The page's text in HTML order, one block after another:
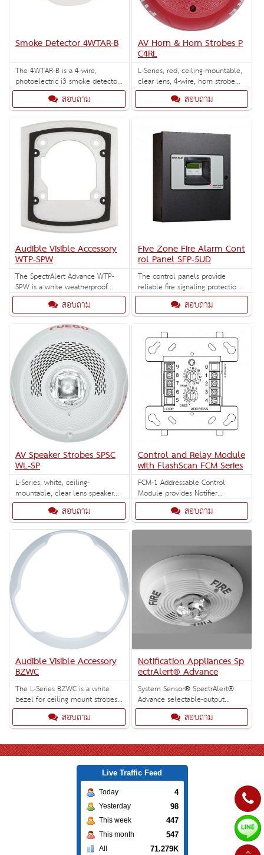
Smoke Detector 4WTAR-B
The 4WTAR-B is a 4-wire,
photoelectric i3 smoke detector
with thermal sensor, built-in
sounder, and Form C relay.
สอบถาม
AV Horn & Horn Strobes P
C4RL
L-Series, red, ceiling-mountable,
clear lens, 4-wire, horn strobe
marked "FIRE". Selectable strobe
settings: 15, 30, 75, 95, 115, 150
and 177 cd.
สอบถาม
Audible Visible Accessory
WTP-SPW
The SpectrAlert Advance WTP-
SPW is a white weatherproof
mounting plate for flush
mounting outdoor K series
speakers and speaker strobes.
Especially for use with
SpectrAlert Advance
replacement outdoor models.
สอบถาม
Five Zone Fire Alarm Cont
rol Panel SFP-5UD
The control panels provide
reliable fire signaling protection
for small to medium-sized
commercial, industrial,
institutional buildings.
สอบถาม
AV Speaker Strobes SPSC
WL-SP
L-Series, white, ceiling-
mountable, clear lens speaker
strobe marked "FUEGO".
Selectable strobe settings: 15,
30, 75, 95, 115, 150, and 177
สอบถาม
Control and Relay Module
with FlashScan FCM Series
FCM-1 Addressable Control
Module provides Notifier
intelligent control panels a
circuit for Notification Appliances
(horns, strobes, speakers) or to
สอบถาม
Audible Visible Accessory
BZWC
The L-Series BZWC is a white
bezel for ceiling mount strobes
and horn-strobes. When ordering
indicate the marking option –F
FIRE, -AL ALERT, -AG AGENT, -EV
EVAC, -F FIRE, -P PLAIN, -SP
FUEGO, -PG FOGO (5 per box).
สอบถาม
Notification Appliances Sp
ectrAlert® Advance
System Sensor® SpectrAlert®
Advance selectable-output
horns, strobes and horn/strobes
are rich with features guaranteed
to cut installation times and
maximize profits.
สอบถาม
Live Traffic Feed
Today 4
Yesterday 98
This week 447
This month 547
All 71.279K